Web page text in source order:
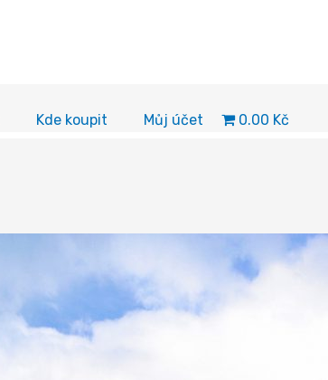
Kde koupit Můj účet 0.00 Kč